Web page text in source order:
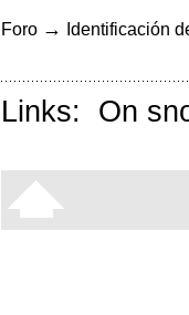
Foro → Identificación
Links: On